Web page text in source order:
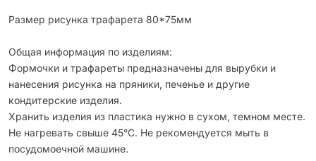
Размер рисунка трафарета 80*75мм
Общая информация по изделиям:
Формочки и трафареты предназначены для вырубки и
нанесения рисунка на пряники, печенье и другие
кондитерские изделия.
Хранить изделия из пластика нужно в сухом, темном месте.
Не нагревать свыше 45°С. Не рекомендуется мыть в
посудомоечной машине.